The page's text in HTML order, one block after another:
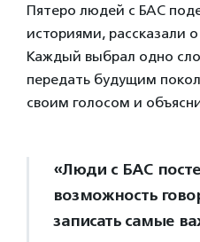
Пятеро людей с БАС
историями, рассказали
Каждый выбрал одно
передать будущим
своим голосом и
«Люди с БАС
возможность
записать самые